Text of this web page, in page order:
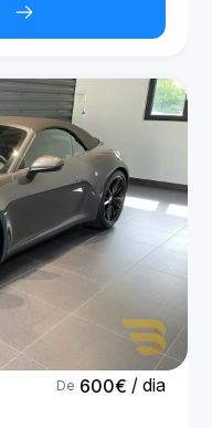
De 600€ / dia